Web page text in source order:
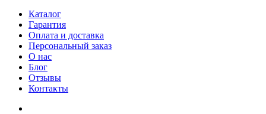
Каталог
Гарантия
Оплата и доставка
Персональный заказ
О нас
Блог
Отзывы
Контакты